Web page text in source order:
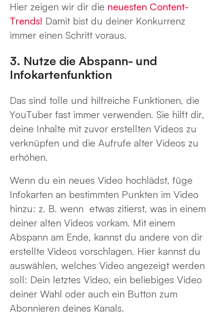
Hier zeigen wir dir die neuesten Content-
Trends! Damit bist du deiner Konkurrenz
immer einen Schritt voraus.
3. Nutze die Abspann- und
Infokartenfunktion
Das sind tolle und hilfreiche Funktionen, die
YouTuber fast immer verwenden. Sie hilft dir,
deine Inhalte mit zuvor erstellten Videos zu
verknüpfen und die Aufrufe alter Videos zu
erhöhen.
Wenn du ein neues Video hochlädst, füge
Infokarten an bestimmten Punkten im Video
hinzu: z. B. wenn etwas zitierst, was in einem
deiner alten Videos vorkam. Mit einem
Abspann am Ende, kannst du andere von dir
erstellte Videos vorschlagen. Hier kannst du
auswählen, welches Video angezeigt werden
soll: Dein letztes Video, ein beliebiges Video
deiner Wahl oder auch ein Button zum
Abonnieren deines Kanals.